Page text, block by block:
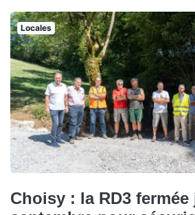
Locales
Choisy : la RD3 fermée